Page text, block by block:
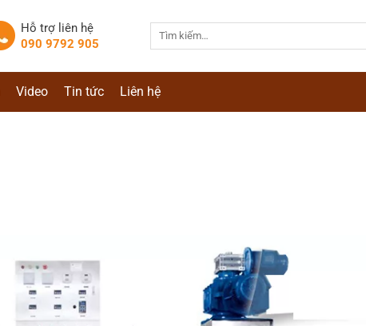
Hỗ trợ liên hệ
090 9792 905
Video Tin tức Liên hệ